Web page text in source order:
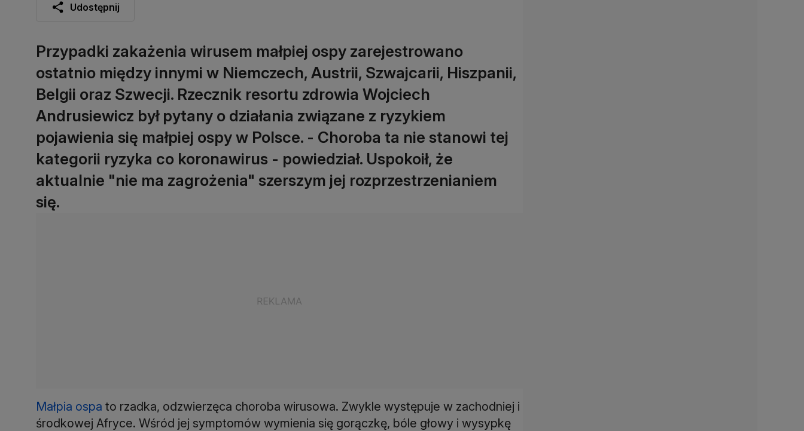
Udostępnij
Przypadki zakażenia wirusem małpiej ospy zarejestrowano
ostatnio między innymi w Niemczech, Austrii, Szwajcarii, Hiszpanii,
Belgii oraz Szwecji. Rzecznik resortu zdrowia Wojciech
Andrusiewicz był pytany o działania związane z ryzykiem
pojawienia się małpiej ospy w Polsce. - Choroba ta nie stanowi tej
kategorii ryzyka co koronawirus - powiedział. Uspokoił, że
aktualnie "nie ma zagrożenia" szerszym jej rozprzestrzenianiem
się.
Małpia ospa to rzadka, odzwierzęca choroba wirusowa. Zwykle występuje w zachodniej i
środkowej Afryce. Wśród jej symptomów wymienia się gorączkę, bóle głowy i wysypkę